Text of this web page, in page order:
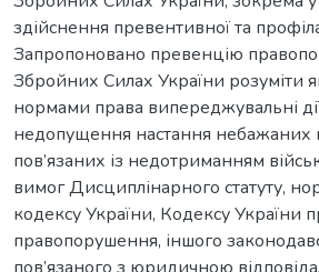
здійснення превентивної та
Запропоновано превенцію
Збройних Силах України розуміти
нормами права випереджувальні
недопущення настання небажаних
пов’язаних із недотриманням
вимог Дисциплінарного статуту,
кодексу України, Кодексу України
правопорушення, іншого